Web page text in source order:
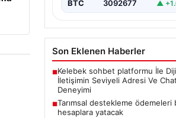
BTC 3092677 ▲
Son Eklenen Haberler
■Kelebek sohbet platformu İle
İletişimin Seviyeli Adresi Ve Chat
Deneyimi
■Tarımsal destekleme ödemeleri
hesaplara yatacak